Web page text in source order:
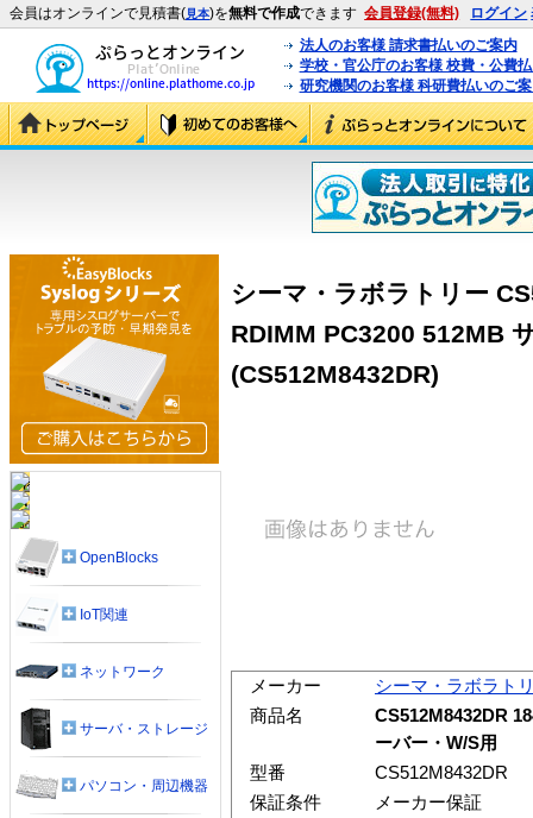
会員はオンラインで見積書(見本)を無料で作成できます 会員登録(無料) ログイン
法人のお客様 請求書払いのご案内
学校・官公庁のお客様 校費・公費
研究機関のお客様 科研費払いのご
シーマ・ラボラトリー
RDIMM PC3200 512MB
(CS512M8432DR)
メーカー
シーマ・ラボラト
商品名
CS512M8432DR
ーバー・W/S用
型番
CS512M8432DR
保証条件
メーカー保証
OpenBlocks
IoT関連
ネットワーク
サーバ・ストレージ
パソコン・周辺機器